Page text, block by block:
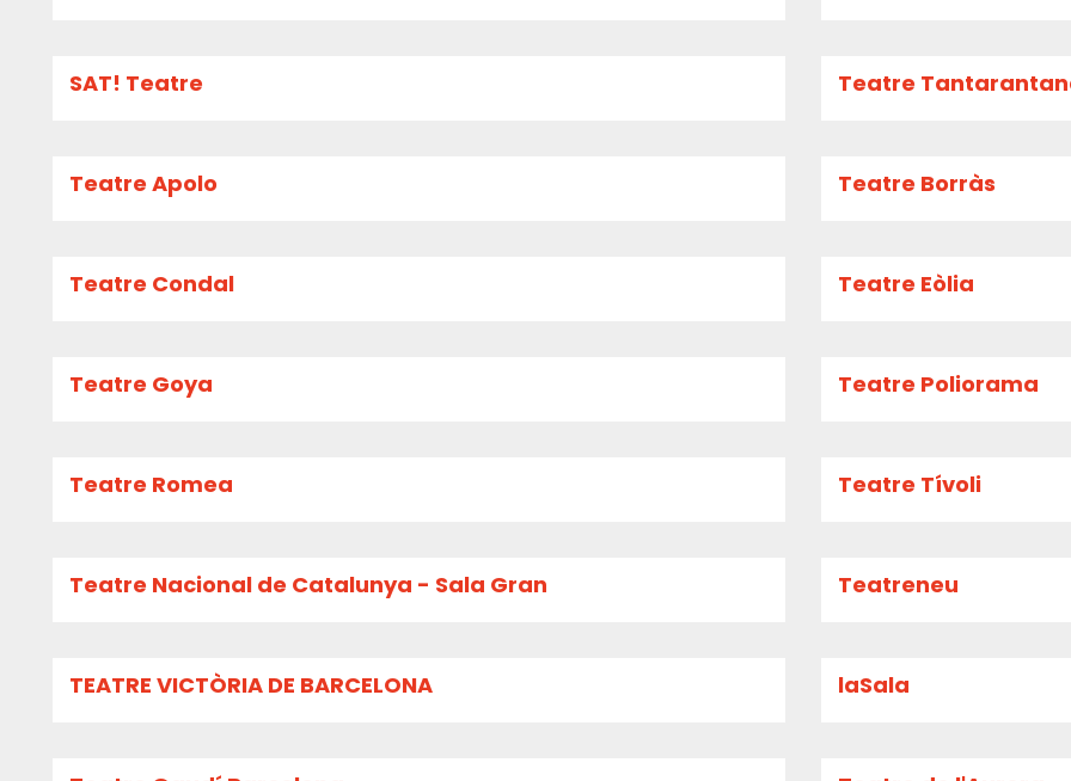
SAT! Teatre Teatre
Teatre Apolo Teatre Borràs
Teatre Condal Teatre Eòlia
Teatre Goya Teatre Poliorama
Teatre Romea Teatre Tívoli
Teatre Nacional de Catalunya - Sala Gran Teatreneu
TEATRE VICTÒRIA DE BARCELONA laSala